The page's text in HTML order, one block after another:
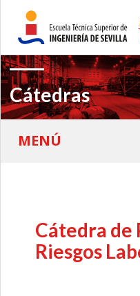
Cátedras
Cátedra de
Riesgos